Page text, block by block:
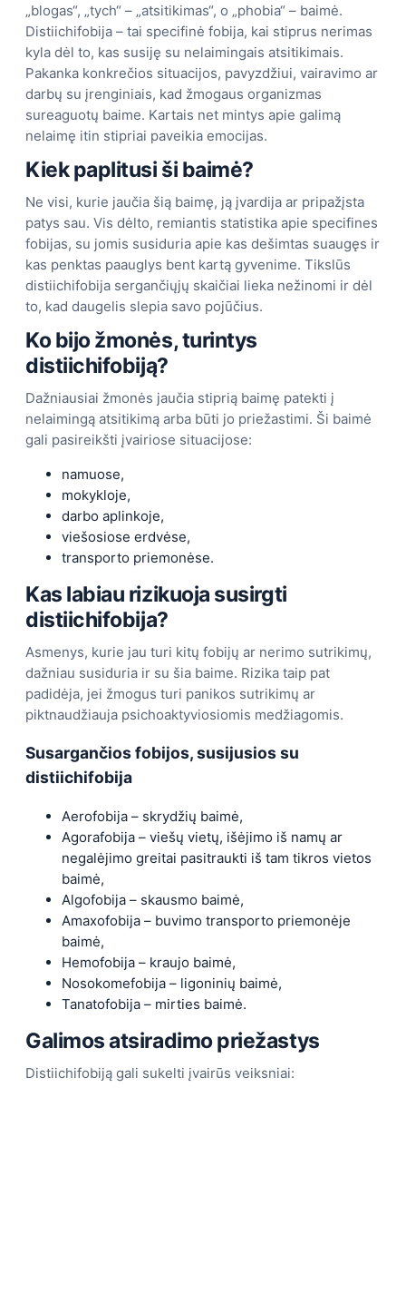
„blogas“, „tych“ – „atsitikimas“, o „phobia“ – baimė.
Distiichifobija – tai specifinė fobija, kai stiprus nerimas
kyla dėl to, kas susiję su nelaimingais atsitikimais.
Pakanka konkrečios situacijos, pavyzdžiui, vairavimo ar
darbų su įrenginiais, kad žmogaus organizmas
sureaguotų baime. Kartais net mintys apie galimą
nelaimę itin stipriai paveikia emocijas.
Kiek paplitusi ši baimė?
Ne visi, kurie jaučia šią baimę, ją įvardija ar pripažįsta
patys sau. Vis dėlto, remiantis statistika apie specifines
fobijas, su jomis susiduria apie kas dešimtas suaugęs ir
kas penktas paauglys bent kartą gyvenime. Tikslūs
distiichifobija sergančiųjų skaičiai lieka nežinomi ir dėl
to, kad daugelis slepia savo pojūčius.
Ko bijo žmonės, turintys
distiichifobiją?
Dažniausiai žmonės jaučia stiprią baimę patekti į
nelaimingą atsitikimą arba būti jo priežastimi. Ši baimė
gali pasireikšti įvairiose situacijose:
namuose,
mokykloje,
darbo aplinkoje,
viešosiose erdvėse,
transporto priemonėse.
Kas labiau rizikuoja susirgti
distiichifobija?
Asmenys, kurie jau turi kitų fobijų ar nerimo sutrikimų,
dažniau susiduria ir su šia baime. Rizika taip pat
padidėja, jei žmogus turi panikos sutrikimų ar
piktnaudžiauja psichoaktyviosiomis medžiagomis.
Susargančios fobijos, susijusios su
distiichifobija
Aerofobija – skrydžių baimė,
Agorafobija – viešų vietų, išėjimo iš namų ar
negalėjimo greitai pasitraukti iš tam tikros vietos
baimė,
Algofobija – skausmo baimė,
Amaxofobija – buvimo transporto priemonėje
baimė,
Hemofobija – kraujo baimė,
Nosokomefobija – ligoninių baimė,
Tanatofobija – mirties baimė.
Galimos atsiradimo priežastys
Distiichifobiją gali sukelti įvairūs veiksniai: